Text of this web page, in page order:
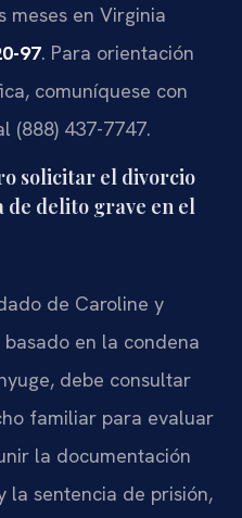
meses en Virginia
97. Para orientación
comuníquese con
(888) 437-7747.
solicitar el divorcio
de delito grave en el
de Caroline y
en la condena
debe consultar
familiar para evaluar
la documentación
la sentencia de prisión,